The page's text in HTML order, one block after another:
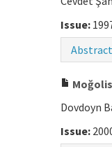
Issue:
Abstract
Dovdoyn
Issue: